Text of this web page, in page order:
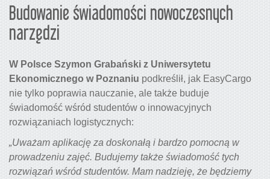
Budowanie świadomości nowoczesnych
narzędzi
W Polsce Szymon Grabański z Uniwersytetu
Ekonomicznego w Poznaniu podkreślił, jak EasyCargo
nie tylko poprawia nauczanie, ale także buduje
świadomość wśród studentów o innowacyjnych
rozwiązaniach logistycznych:
„Uważam aplikację za doskonałą i bardzo pomocną w
prowadzeniu zajęć. Budujemy także świadomość tych
rozwiązań wśród studentów. Mam nadzieję, że będziemy